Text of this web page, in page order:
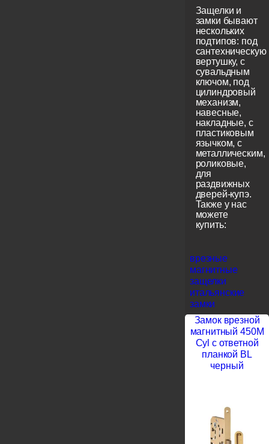
Защелки и
замки бывают
нескольких
подтипов: под
сантехническую
вертушку, с
сувальдным
ключом, под
цилиндровый
механизм,
навесные,
накладные, с
пластиковым
язычком, с
металлическим,
роликовые,
для
раздвижных
дверей-купэ.
Также у нас
можете
купить:
врезные
магнитные
защелки
итальянские
замки
Замок врезной
магнитный 450M
Cyl с ответной
планкой BL
черный